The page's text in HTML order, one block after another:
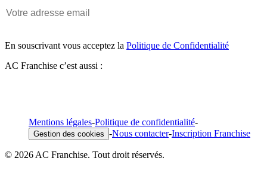
En souscrivant vous acceptez la Politique de Confidentialité
AC Franchise c’est aussi :
Mentions légales-Politique de confidentialité-
Gestion des cookies -Nous contacter-Inscription Franchise
© 2026 AC Franchise. Tout droit réservés.